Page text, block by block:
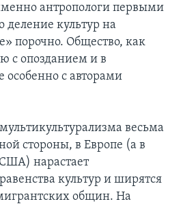
антропологи первыми
деление культур на
порочно. Общество, как
с опозданием и в
с авторами
весьма
стороны, в Европе (а в
нарастает
культур и ширятся
общин. На